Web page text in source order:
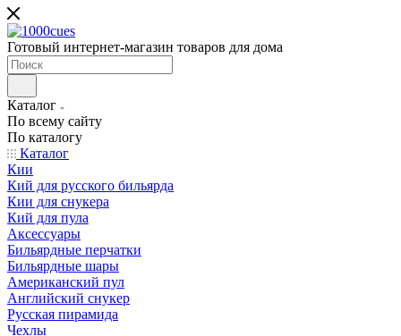
Готовый интернет-магазин товаров для дома
Каталог
По всему сайту
По каталогу
Каталог
Кии
Кий для русского бильярда
Кии для снукера
Кий для пула
Аксессуары
Бильярдные перчатки
Бильярдные шары
Американский пул
Английский снукер
Русская пирамида
Чехлы